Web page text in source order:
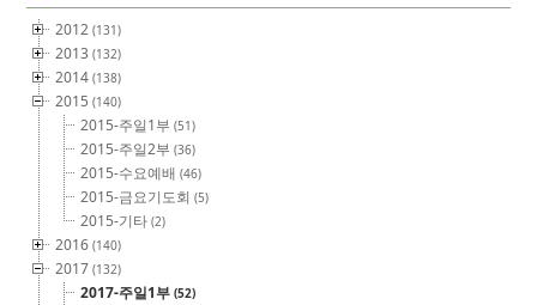
2012(131)
2013(132)
2014(138)
2015(140)
2015-주일1부(51)
2015-주일2부(36)
2015-수요예배(46)
2015-금요기도회(5)
2015-기타(2)
2016(140)
2017(132)
2017-주일1부(52)